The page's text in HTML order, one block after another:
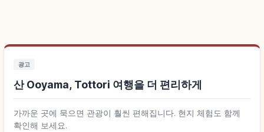
광고
산 Ooyama, Tottori 여행을 더 편리하게
가까운 곳에 묵으면 관광이 훨씬 편해집니다. 현지 체험도 함께
확인해 보세요.